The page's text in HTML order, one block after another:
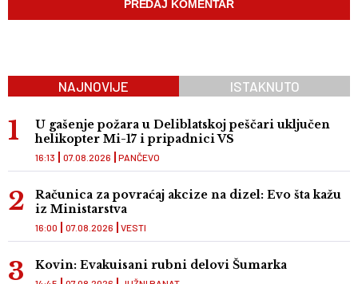
NAJNOVIJE ISTAKNUTO
U gašenje požara u Deliblatskoj peščari uključen
helikopter Mi-17 i pripadnici VS
PANČEVO
16:13 07.08.2026
Računica za povraćaj akcize na dizel: Evo šta kažu
iz Ministarstva
VESTI
16:00 07.08.2026
Kovin: Evakuisani rubni delovi Šumarka